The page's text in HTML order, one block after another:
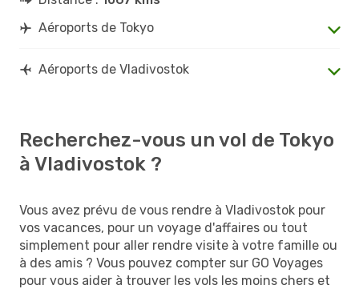
Aéroports de Tokyo
Aéroports de Vladivostok
Recherchez-vous un vol de Tokyo
à Vladivostok ?
Vous avez prévu de vous rendre à Vladivostok pour
vos vacances, pour un voyage d'affaires ou tout
simplement pour aller rendre visite à votre famille ou
à des amis ? Vous pouvez compter sur GO Voyages
pour vous aider à trouver les vols les moins chers et